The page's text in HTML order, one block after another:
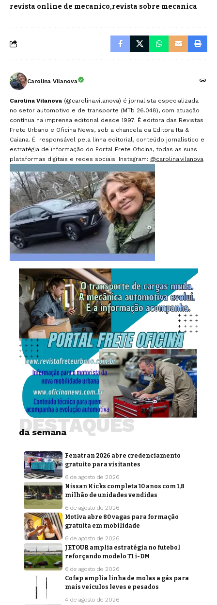
revista online de mecanico revista sobre mecanica
Carolina Vilanova
Carolina Vilanova (@carolina.vilanova) é jornalista especializada
no setor automotivo e de transporte (MTb 26.048), com atuação
contínua na imprensa editorial desde 1997. É editora das Revistas
Frete Urbano e Oficina News, sob a chancela da Editora Ita &
Caiana. É responsável pela linha editorial, conteúdo jornalístico e
estratégia de informação do Portal Frete Oficina, todas as suas
plataformas digitais e redes sociais. Instagram: @carolina.vilanova
da semana
DESTAQUES
Fenatran 2026 abre credenciamento
gratuito para visitantes
6 de agosto de 2026
Nissan Kicks completa 10 anos com 1,8
milhão de unidades vendidas
6 de agosto de 2026
Motiva abre 80 vagas para formação
gratuita em mobilidade
6 de agosto de 2026
JETOUR amplia estratégia no futebol
reforçando modelo T1 i-DM
6 de agosto de 2026
Cofap amplia linha de molas a gás para
mais veículos leves e pesados
4 de agosto de 2026